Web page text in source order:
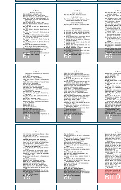
67 68 69
73 74 75
79 80 BILD